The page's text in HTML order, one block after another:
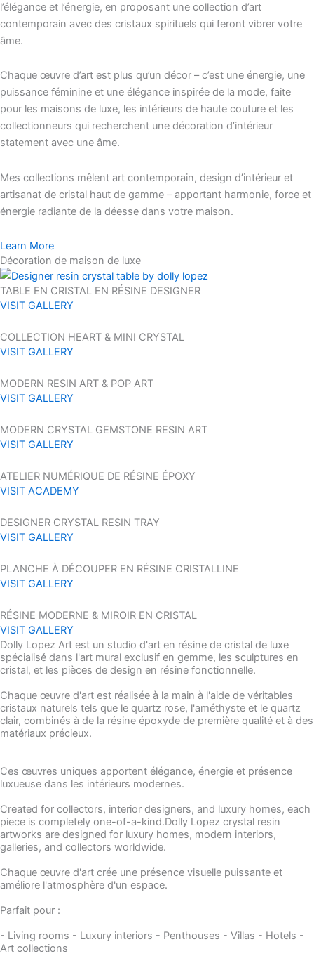
l’élégance et l’énergie, en proposant une collection d’art
contemporain avec des cristaux spirituels qui feront vibrer votre
âme.
Chaque œuvre d’art est plus qu’un décor – c’est une énergie, une
puissance féminine et une élégance inspirée de la mode, faite
pour les maisons de luxe, les intérieurs de haute couture et les
collectionneurs qui recherchent une décoration d’intérieur
statement avec une âme.
Mes collections mêlent art contemporain, design d’intérieur et
artisanat de cristal haut de gamme – apportant harmonie, force et
énergie radiante de la déesse dans votre maison.
Learn More
Décoration de maison de luxe
TABLE EN CRISTAL EN RÉSINE DESIGNER
VISIT GALLERY
COLLECTION HEART & MINI CRYSTAL
VISIT GALLERY
MODERN RESIN ART & POP ART
VISIT GALLERY
MODERN CRYSTAL GEMSTONE RESIN ART
VISIT GALLERY
ATELIER NUMÉRIQUE DE RÉSINE ÉPOXY
VISIT ACADEMY
DESIGNER CRYSTAL RESIN TRAY
VISIT GALLERY
PLANCHE À DÉCOUPER EN RÉSINE CRISTALLINE
VISIT GALLERY
RÉSINE MODERNE & MIROIR EN CRISTAL
VISIT GALLERY
Dolly Lopez Art est un studio d'art en résine de cristal de luxe
spécialisé dans l'art mural exclusif en gemme, les sculptures en
cristal, et les pièces de design en résine fonctionnelle.
Chaque œuvre d'art est réalisée à la main à l'aide de véritables
cristaux naturels tels que le quartz rose, l'améthyste et le quartz
clair, combinés à de la résine époxyde de première qualité et à des
matériaux précieux.
Ces œuvres uniques apportent élégance, énergie et présence
luxueuse dans les intérieurs modernes.
Created for collectors, interior designers, and luxury homes, each
piece is completely one-of-a-kind.Dolly Lopez crystal resin
artworks are designed for luxury homes, modern interiors,
galleries, and collectors worldwide.
Chaque œuvre d'art crée une présence visuelle puissante et
améliore l'atmosphère d'un espace.
Parfait pour :
- Living rooms - Luxury interiors - Penthouses - Villas - Hotels -
Art collections